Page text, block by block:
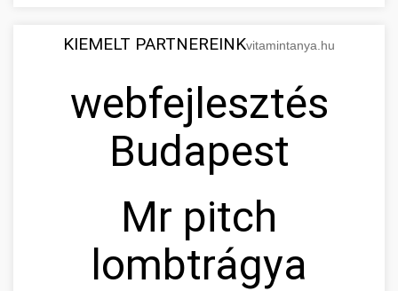
KIEMELT PARTNEREINKvitamintanya.hu
webfejlesztés
Budapest
Mr pitch
lombtrágya